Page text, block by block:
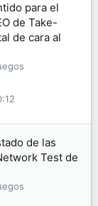
para el
de Take-
de cara al
de las
Test de